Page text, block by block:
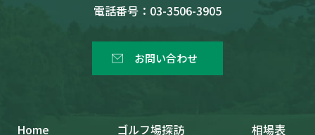
電話番号： 03-3506-3905
お問い合わせ
Home ゴルフ場探訪 相場表